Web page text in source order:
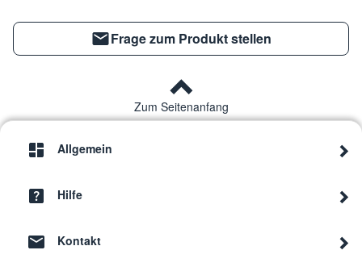
Frage zum Produkt stellen
Zum Seitenanfang
Allgemein
Hilfe
Kontakt